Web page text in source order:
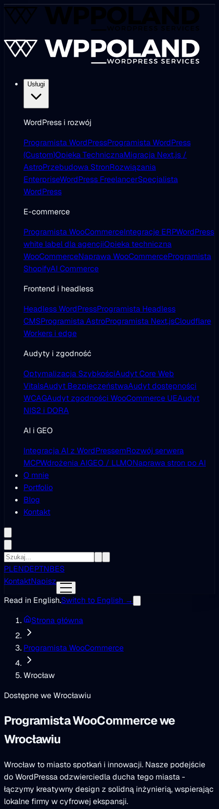
Usługi
WordPress i rozwój
Programista WordPressProgramista WordPress
(Custom)Opieka TechnicznaMigracja Next.js /
AstroPrzebudowa StronRozwiązania
EnterpriseWordPress FreelancerSpecjalista
WordPress
E-commerce
Programista WooCommerceIntegracje ERPWordPress
white label dla agencjiOpieka techniczna
WooCommerceNaprawa WooCommerceProgramista
ShopifyAI Commerce
Frontend i headless
Headless WordPressProgramista Headless
CMSProgramista AstroProgramista Next.jsCloudflare
Workers i edge
Audyty i zgodność
Optymalizacja SzybkościAudyt Core Web
VitalsAudyt BezpieczeństwaAudyt dostępności
WCAGAudyt zgodności WooCommerce UEAudyt
NIS2 i DORA
AI i GEO
Integracja AI z WordPressemRozwój serwera
MCPWdrożenia AIGEO / LLMONaprawa stron po AI
O mnie
Portfolio
Blog
Kontakt
PLENDEPTNBES
KontaktNapisz
Read in English.Switch to English →
Strona główna
Programista WooCommerce
Wrocław
Dostępne we Wrocławiu
Programista WooCommercewe
Wrocławiu
Wrocław to miasto spotkań i innowacji. Nasze podejście
do WordPressa odzwierciedla ducha tego miasta -
łączymy kreatywny design z solidną inżynierią, wspierając
lokalne firmy w cyfrowej ekspansji.